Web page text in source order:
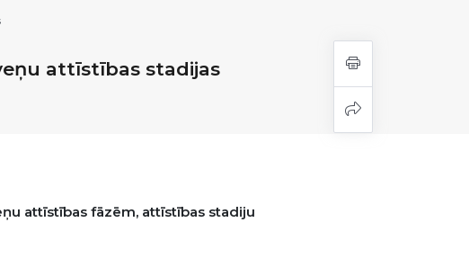
attīstības stadijas
attīstības fāzēm, attīstības stadiju